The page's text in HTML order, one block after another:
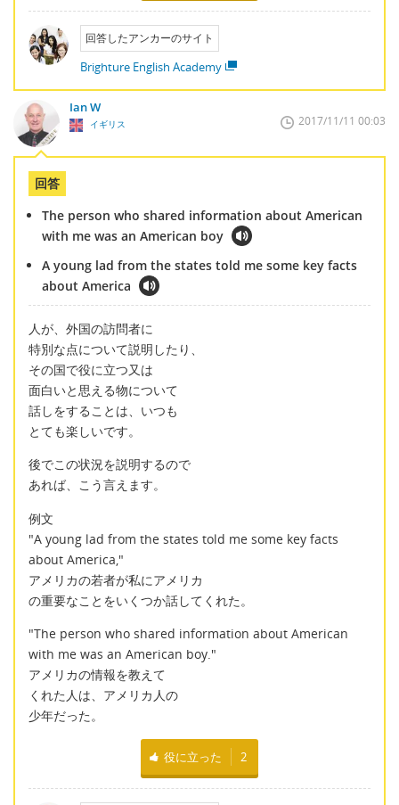
回答したアンカーのサイト
Brighture English Academy
Ian W
イギリス 2017/11/11 00:03
回答
The person who shared information about American
with me was an American boy
A young lad from the states told me some key facts
about America
人が、外国の訪問者に
特別な点について説明したり、
その国で役に立つ又は
面白いと思える物について
話しをすることは、いつも
とても楽しいです。
後でこの状況を説明するので
あれば、こう言えます。
例文
"A young lad from the states told me some key facts
about America,"
アメリカの若者が私にアメリカ
の重要なことをいくつか話してくれた。
"The person who shared information about American
with me was an American boy."
アメリカの情報を教えて
くれた人は、アメリカ人の
少年だった。
役に立った 2